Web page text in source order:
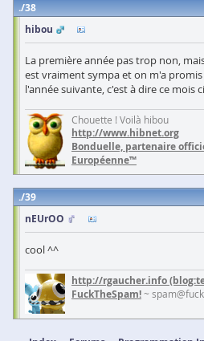
38
hibou
La première année pas trop non,
est vraiment sympa et on m'a
l'année suivante, c'est à dire ce mois
Chouette ! Voilà hibou
http://www.hibnet.org
Bonduelle, partenaire
Européenne™
39
nEUrOO
cool ^^
http://rgaucher.info
FuckTheSpam!~